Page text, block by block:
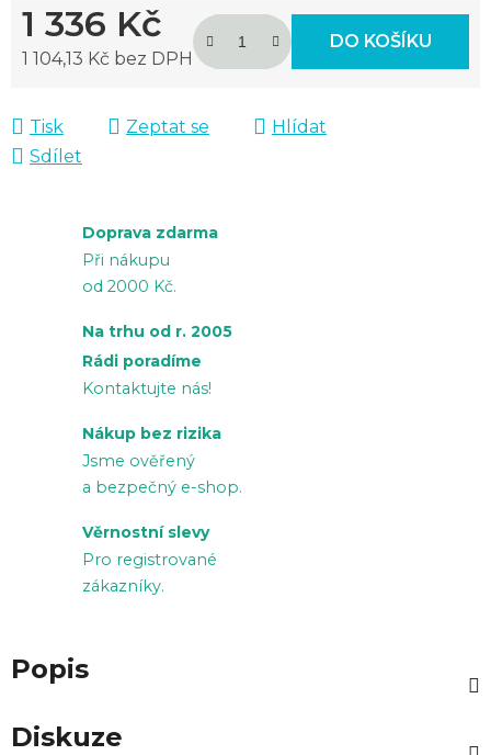
1 336 Kč
1 104,13 Kč bez DPH
DO KOŠÍKU
Tisk Zeptat se
Hlídat
Sdílet
Doprava zdarma
Při nákupu
od 2000 Kč.
Na trhu od r. 2005
Rádi poradíme
Kontaktujte nás!
Nákup bez rizika
Jsme ověřený
a bezpečný e-shop.
Věrnostní slevy
Pro registrované
zákazníky.
Popis
Diskuze